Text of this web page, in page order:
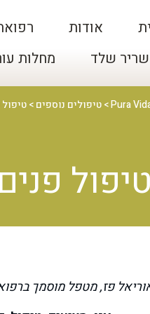
אודות
שלד
מחלות
Pura
>טיפולים נוספים>
טיפול
פז, מטפל מוסמך ברפואה